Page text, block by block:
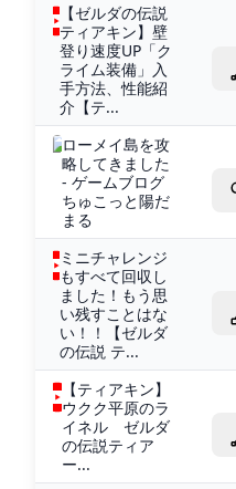
【ゼルダの伝説
ティアキン】壁
登り速度UP「ク
ライム装備」入
手方法、性能紹
介【テ...
ローメイ島を攻
略してきました
- ゲームブログ
ちゅこっと陽だ
まる
ミニチャレンジ
もすべて回収し
ました！もう思
い残すことはな
い！！【ゼルダ
の伝説 テ...
【ティアキン】
ウクク平原のラ
イネル ゼルダ
の伝説ティア
ー...